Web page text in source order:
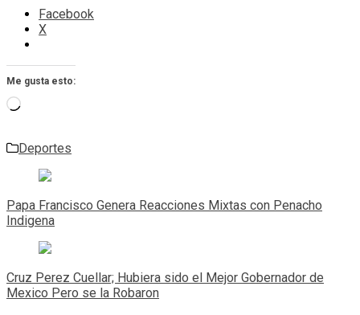
Facebook
X
Me gusta esto:
Cargando...
Deportes
Navegación
de
entradas
Papa Francisco Genera Reacciones Mixtas con Penacho
Indigena
Cruz Perez Cuellar; Hubiera sido el Mejor Gobernador de
Mexico Pero se la Robaron